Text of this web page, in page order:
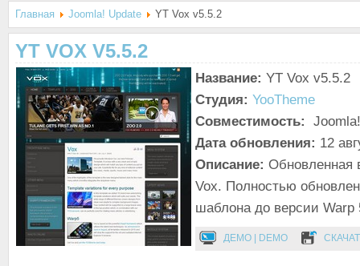
Главная Joomla! Update YT Vox v5.5.2
YT VOX V5.5.2
Название: YT Vox v5.5.2
Студия: YooTheme
Совместимость:
Дата обновления: 12
Описание: Обновленная
Vox. Полностью
шаблона до версии Warp
ДЕМО | DEMO